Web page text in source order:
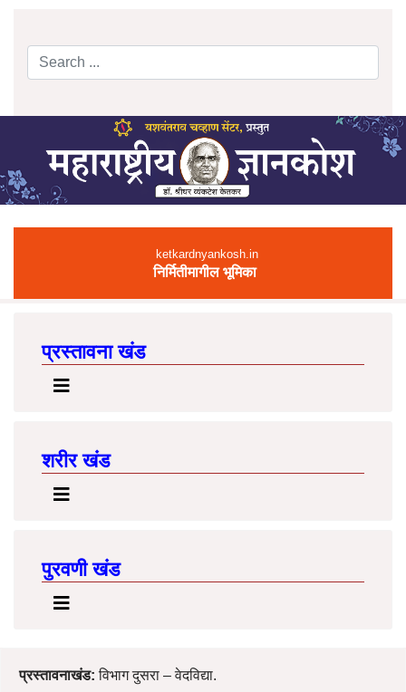
ketkardnyankosh.in
निर्मितीमागील भूमिका
प्रस्तावना खंड
शरीर खंड
पुरवणी खंड
प्रस्तावनाखंड: विभाग दुसरा – वेदविद्या.